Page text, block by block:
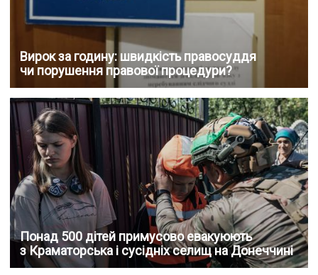
Вирок за годину: швидкість правосуддя
чи порушення правової процедури?
Понад 500 дітей примусово евакуюють
з Краматорська і сусідніх селищ на Донеччині